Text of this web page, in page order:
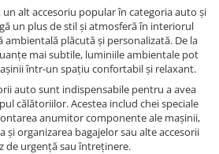
alt accesoriu popular în categoria auto și
un plus de stil și atmosferă în interiorul
plăcută și personalizată. De la
mai subtile, luminiile ambientale pot
într-un spațiu confortabil și relaxant.
auto sunt indispensabile pentru a avea
călătoriilor. Acestea includ chei speciale
anumitor componente ale mașinii,
organizarea bagajelor sau alte accesorii
de urgență sau întreținere.